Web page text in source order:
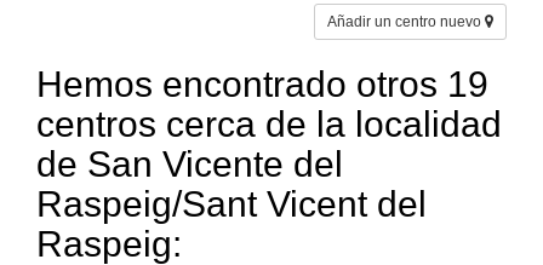
Añadir un centro nuevo
Hemos encontrado otros 19
centros cerca de la localidad
de San Vicente del
Raspeig/Sant Vicent del
Raspeig: